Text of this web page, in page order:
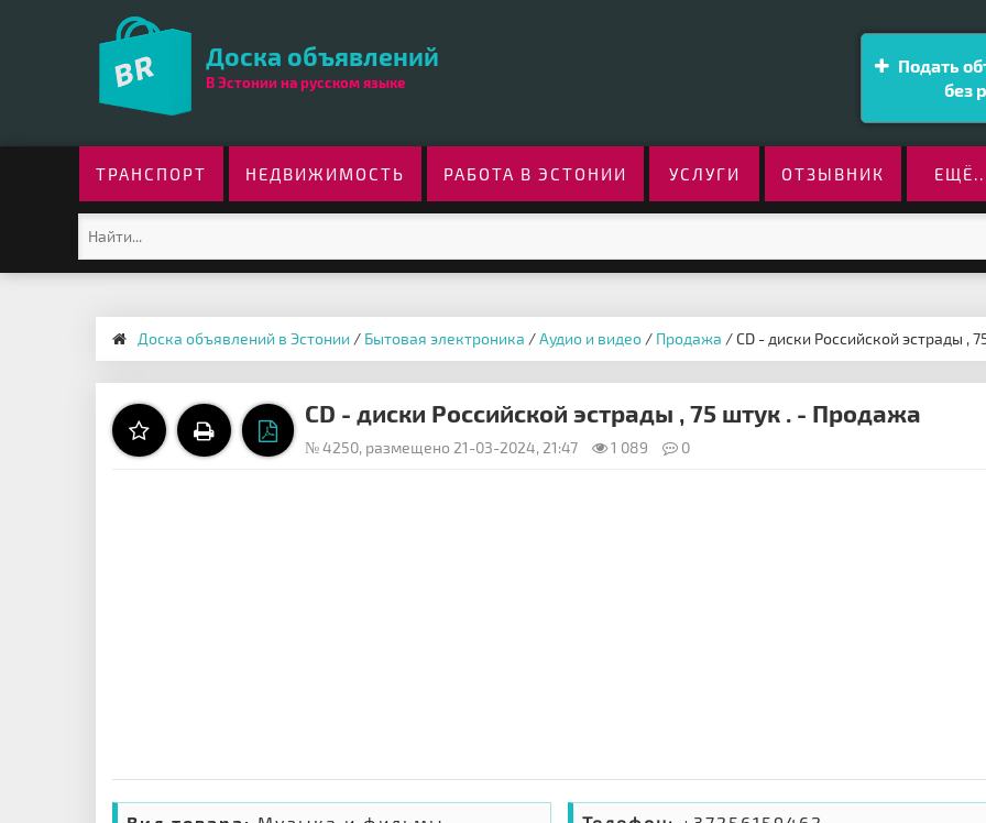
Доска объявлений
В Эстонии на русском языке
Подать
без
ТРАНСПОРТ НЕДВИЖИМОСТЬ РАБОТА В ЭСТОНИИ УСЛУГИ ОТЗЫВНИК
Доска объявлений в Эстонии / Бытовая электроника /Аудио и видео / Продажа / CD - диски Российской эстрады ,
CD - диски Российской эстрады , 75 штук . - Продажа
№ 4250, размещено 21-03-2024, 21:47 1 089 0